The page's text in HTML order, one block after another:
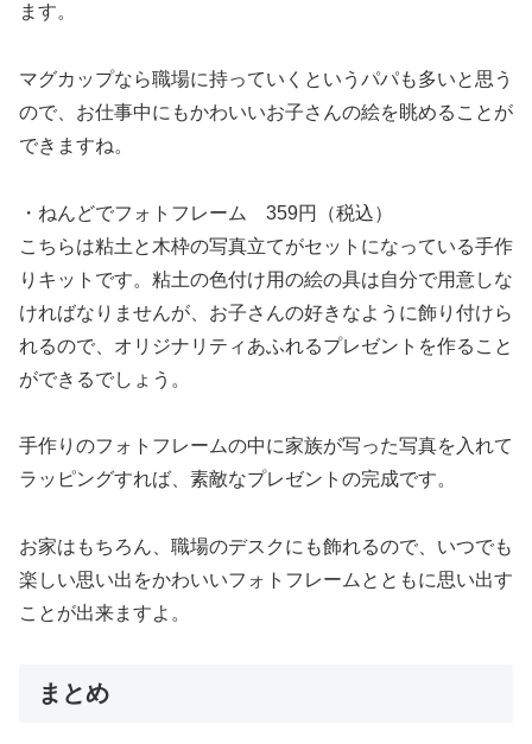
ます。
マグカップなら職場に持っていくというパパも多いと思う
ので、お仕事中にもかわいいお子さんの絵を眺めることが
できますね。
・ねんどでフォトフレーム 359円（税込）
こちらは粘土と木枠の写真立てがセットになっている手作
りキットです。粘土の色付け用の絵の具は自分で用意しな
ければなりませんが、お子さんの好きなように飾り付けら
れるので、オリジナリティあふれるプレゼントを作ること
ができるでしょう。
手作りのフォトフレームの中に家族が写った写真を入れて
ラッピングすれば、素敵なプレゼントの完成です。
お家はもちろん、職場のデスクにも飾れるので、いつでも
楽しい思い出をかわいいフォトフレームとともに思い出す
ことが出来ますよ。
まとめ